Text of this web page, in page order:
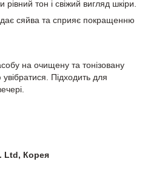
тон і свіжий вигляд шкіри.
сяйва та сприяє покращенню
на очищену та тонізовану
Підходить для
Ltd, Корея